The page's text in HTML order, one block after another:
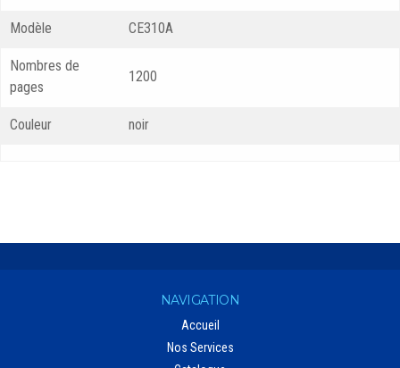
Modèle CE310A
Nombres de
pages
1200
Couleur noir
NAVIGATION
Accueil
Nos Services